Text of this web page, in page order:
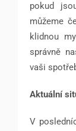
pokud
můžeme
klidnou
správně
vaši
Aktuální
V